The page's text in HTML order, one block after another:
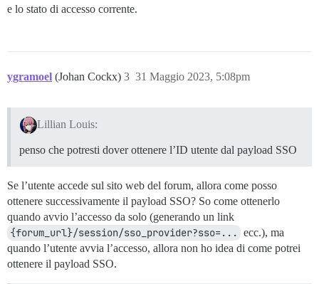
e lo stato di accesso corrente.
ygramoel (Johan Cockx) 31 Maggio 2023, 5:08pm
3
Lillian Louis:
penso che potresti dover ottenere l’ID utente dal payload SSO
Se l’utente accede sul sito web del forum, allora come posso
ottenere successivamente il payload SSO? So come ottenerlo
quando avvio l’accesso da solo (generando un link
{forum_url}/session/sso_provider?sso=... ecc.), ma
quando l’utente avvia l’accesso, allora non ho idea di come potrei
ottenere il payload SSO.